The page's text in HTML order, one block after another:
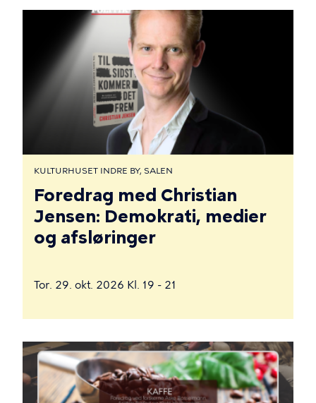
KULTURHUSET INDRE BY, SALEN
Foredrag med Christian
Jensen: Demokrati, medier
og afsløringer
Tor. 29. okt. 2026 Kl. 19 - 21